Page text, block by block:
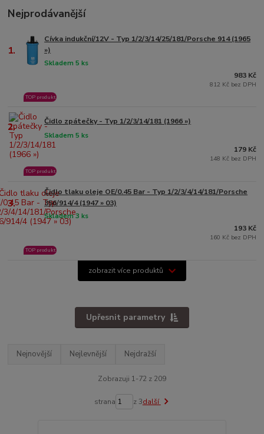
Nejprodávanější
1.
Cívka indukční/12V - Typ 1/2/3/14/25/181/Porsche 914 (1965
»)
Skladem 5 ks
TOP produkt
983 Kč
812 Kč bez DPH
2. Čidlo zpátečky - Typ 1/2/3/14/181 (1966 »)
Skladem 5 ks
TOP produkt
179 Kč
148 Kč bez DPH
3.
Čidlo tlaku oleje OE/0.45 Bar - Typ 1/2/3/4/14/181/Porsche
356/914/4 (1947 » 03)
Skladem 3 ks
TOP produkt
193 Kč
160 Kč bez DPH
zobrazit více produktů
Upřesnit parametry
Nejnovější Nejlevnější Nejdražší
Zobrazuji 1-72 z 209
strana z 3další